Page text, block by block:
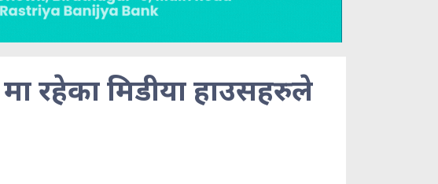
मा रहेका मिडीया हाउसहरुले